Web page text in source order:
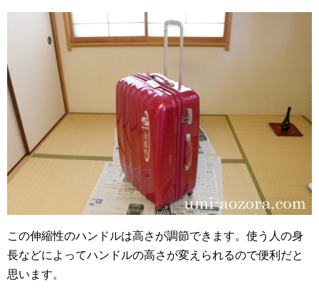
この伸縮性のハンドルは高さが調節できます。使う人の身
長などによってハンドルの高さが変えられるので便利だと
思います。